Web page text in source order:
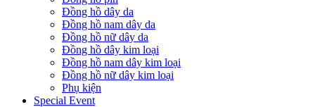
Đồng hồ dây da
Đồng hồ nam dây da
Đồng hồ nữ dây da
Đồng hồ dây kim loại
Đồng hồ nam dây kim loại
Đồng hồ nữ dây kim loại
Phụ kiện
Special Event